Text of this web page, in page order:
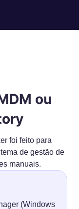
ou
foi feito para
de gestão de
manuais.
(Windows